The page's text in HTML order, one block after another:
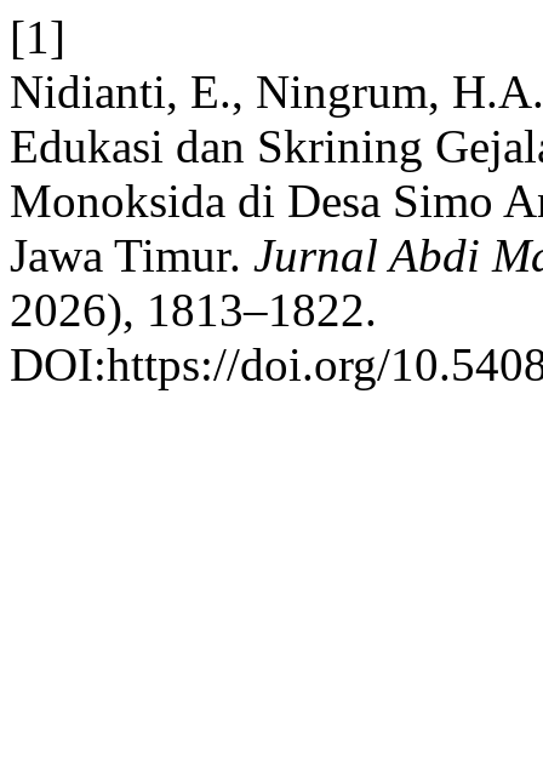
[1]
Nidianti, E., Ningrum,
Edukasi dan Skrining
Monoksida di Desa Simo
Jawa Timur. Jurnal Abdi
2026), 1813–1822.
DOI:https://doi.org/